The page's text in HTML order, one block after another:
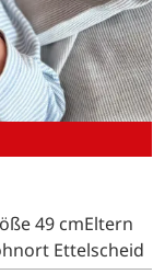
49 cmEltern
Ettelscheid